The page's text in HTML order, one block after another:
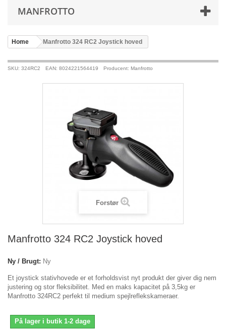
MANFROTTO
Home >Manfrotto 324 RC2 Joystick hoved
SKU: 324RC2 EAN: 8024221564419 Producent: Manfrotto
Forstør
Manfrotto 324 RC2 Joystick hoved
Ny / Brugt: Ny
Et joystick stativhovede er et forholdsvist nyt produkt der giver dig nem
justering og stor fleksibilitet. Med en maks kapacitet på 3,5kg er
Manfrotto 324RC2 perfekt til medium spejlreflekskameraer.
På lager i butik 1-2 dage